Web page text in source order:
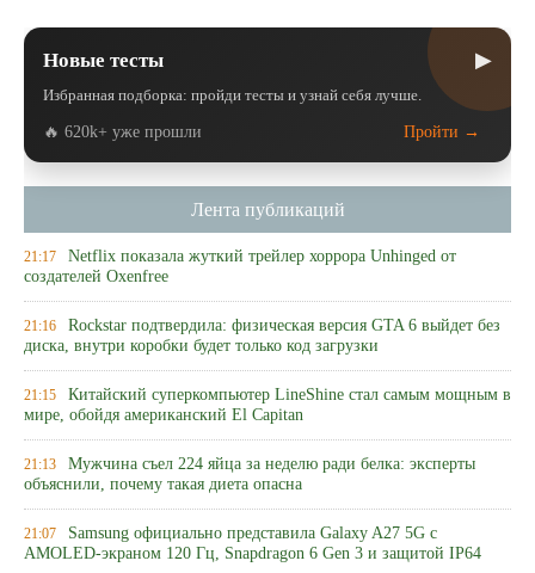
Новые тесты ▶
Избранная подборка: пройди тесты и узнай себя лучше.
🔥 620k+ уже прошли Пройти →
Лента публикаций
21:17 Netflix показала жуткий трейлер хоррора Unhinged от
создателей Oxenfree
21:16 Rockstar подтвердила: физическая версия GTA 6 выйдет без
диска, внутри коробки будет только код загрузки
21:15 Китайский суперкомпьютер LineShine стал самым мощным в
мире, обойдя американский El Capitan
21:13 Мужчина съел 224 яйца за неделю ради белка: эксперты
объяснили, почему такая диета опасна
21:07 Samsung официально представила Galaxy A27 5G с
AMOLED-экраном 120 Гц, Snapdragon 6 Gen 3 и защитой IP64